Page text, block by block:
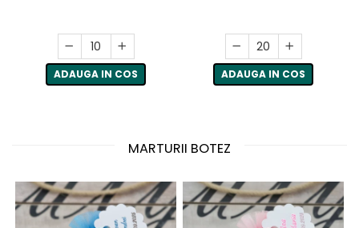
ADAUGA IN COS ADAUGA IN COS
MARTURII BOTEZ